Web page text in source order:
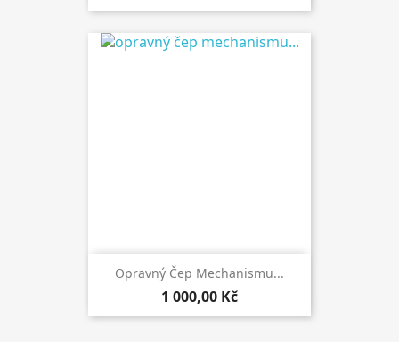
Opravný Čep Mechanismu...
1 000,00 Kč